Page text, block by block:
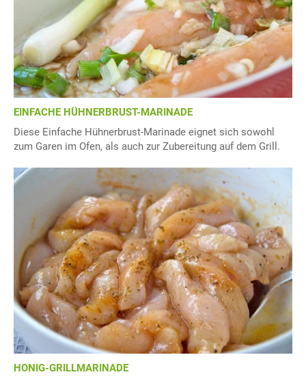
EINFACHE HÜHNERBRUST-MARINADE
Diese Einfache Hühnerbrust-Marinade eignet sich sowohl
zum Garen im Ofen, als auch zur Zubereitung auf dem Grill.
HONIG-GRILLMARINADE